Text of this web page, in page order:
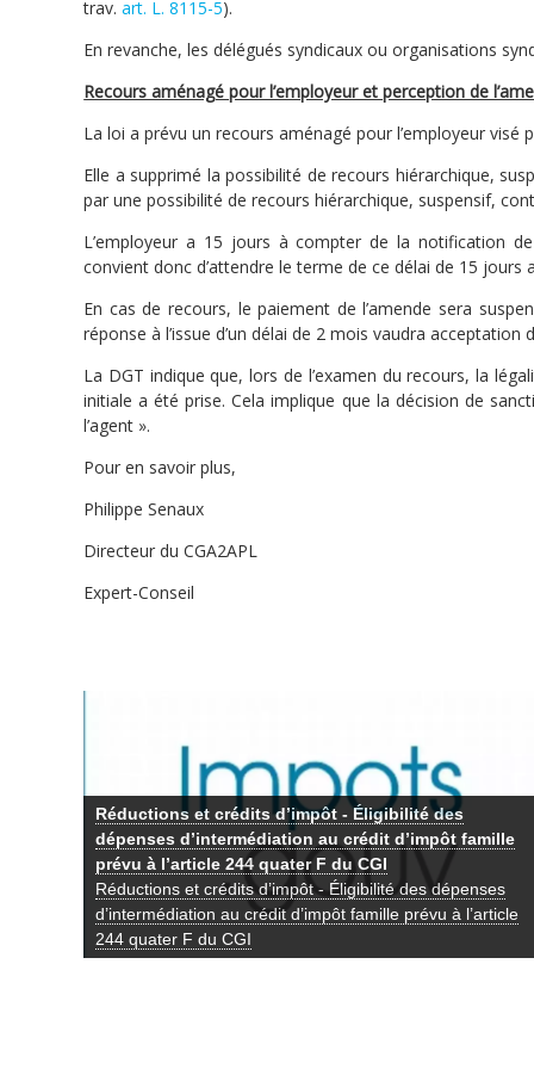
trav.art. L. 8115-5).
En revanche, les délégués syndicaux ou organisations
Recours aménagé pour l’employeur et perception de
La loi a prévu un recours aménagé pour l’employeur visé
Elle a supprimé la possibilité de recours hiérarchique,
par une possibilité de recours hiérarchique, suspensif,
L’employeur a 15 jours à compter de la notification
convient donc d’attendre le terme de ce délai de 15 jours
En cas de recours, le paiement de l’amende sera
réponse à l’issue d’un délai de 2 mois vaudra
La DGT indique que, lors de l’examen du recours, la
initiale a été prise. Cela implique que la décision de
l’agent ».
Pour en savoir plus,
Philippe Senaux
Directeur du CGA2APL
Expert-Conseil
Réductions et crédits d’impôt - Éligibilité des
dépenses d’intermédiation au crédit d’impôt famille
prévu à l’article 244 quater F du CGI
Réductions et crédits d’impôt - Éligibilité des dépenses
d’intermédiation au crédit d’impôt famille prévu à l’article
244 quater F du CGI